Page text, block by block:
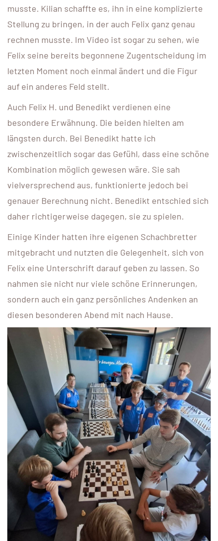
musste. Kilian schaffte es, ihn in eine komplizierte
Stellung zu bringen, in der auch Felix ganz genau
rechnen musste. Im Video ist sogar zu sehen, wie
Felix seine bereits begonnene Zugentscheidung im
letzten Moment noch einmal ändert und die Figur
auf ein anderes Feld stellt.
Auch Felix H. und Benedikt verdienen eine
besondere Erwähnung. Die beiden hielten am
längsten durch. Bei Benedikt hatte ich
zwischenzeitlich sogar das Gefühl, dass eine schöne
Kombination möglich gewesen wäre. Sie sah
vielversprechend aus, funktionierte jedoch bei
genauer Berechnung nicht. Benedikt entschied sich
daher richtigerweise dagegen, sie zu spielen.
Einige Kinder hatten ihre eigenen Schachbretter
mitgebracht und nutzten die Gelegenheit, sich von
Felix eine Unterschrift darauf geben zu lassen. So
nahmen sie nicht nur viele schöne Erinnerungen,
sondern auch ein ganz persönliches Andenken an
diesen besonderen Abend mit nach Hause.